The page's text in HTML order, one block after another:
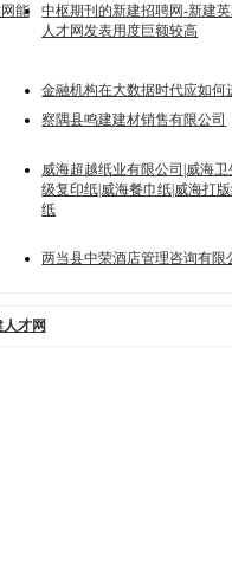
能
中枢期刊的新建招聘网-新建
人才网发表用度巨额较高
金融机构在大数据时代应如何
察隅县鸣建建材销售有限公司
威海超越纸业有限公司|威海
级复印纸|威海餐巾纸|威海打
纸
两当县中荣酒店管理咨询有限
才网